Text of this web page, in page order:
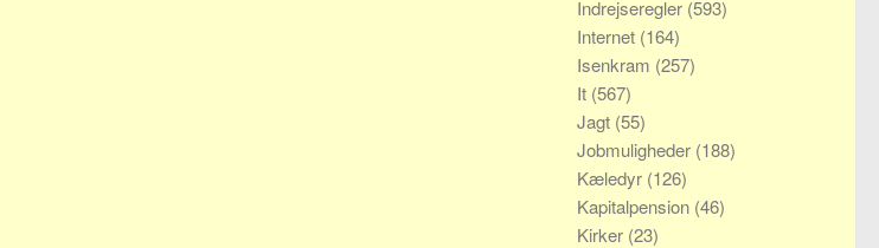
Indrejseregler (593)
Internet (164)
Isenkram (257)
It (567)
Jagt (55)
Jobmuligheder (188)
Kæledyr (126)
Kapitalpension (46)
Kirker (23)